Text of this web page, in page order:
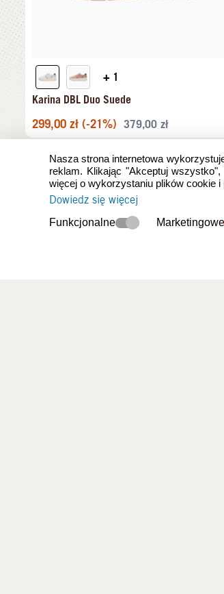
+ 1
Karina DBL Duo Suede
299,00 zł (-21%) 379,00 zł
Nasza strona internetowa
reklam. Klikając "Akceptuj
więcej o wykorzystaniu plików cookie
Dowiedz się więcej
Funkcjonalne Marketingowe